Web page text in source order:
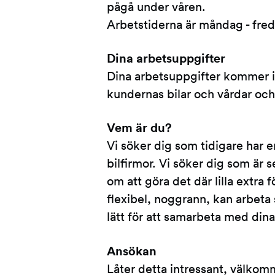
pågå under våren.
Arbetstiderna är måndag -
Dina arbetsuppgifter
Dina arbetsuppgifter kommer
kundernas bilar och vårdar
Vem är du?
Vi söker dig som tidigare har
bilfirmor. Vi söker dig som är
om att göra det där lilla extra
flexibel, noggrann, kan
lätt för att samarbeta med
Ansökan
Låter detta intressant,